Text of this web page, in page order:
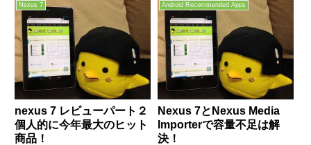
Nexus 7
nexus 7 レビューパート２
個人的に今年最大のヒット
商品！
Android Recommended Apps
Nexus 7とNexus Media
Importerで容量不足は解
決！